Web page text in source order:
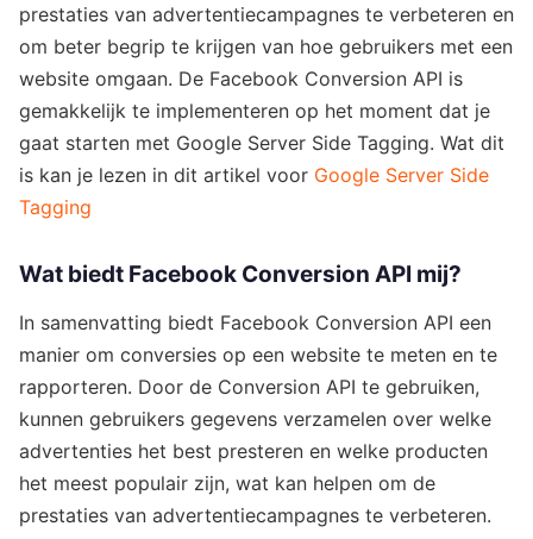
prestaties van advertentiecampagnes te verbeteren en
om beter begrip te krijgen van hoe gebruikers met een
website omgaan. De Facebook Conversion API is
gemakkelijk te implementeren op het moment dat je
gaat starten met Google Server Side Tagging. Wat dit
is kan je lezen in dit artikel voor Google Server Side
Tagging
Wat biedt Facebook Conversion API mij?
In samenvatting biedt Facebook Conversion API een
manier om conversies op een website te meten en te
rapporteren. Door de Conversion API te gebruiken,
kunnen gebruikers gegevens verzamelen over welke
advertenties het best presteren en welke producten
het meest populair zijn, wat kan helpen om de
prestaties van advertentiecampagnes te verbeteren.